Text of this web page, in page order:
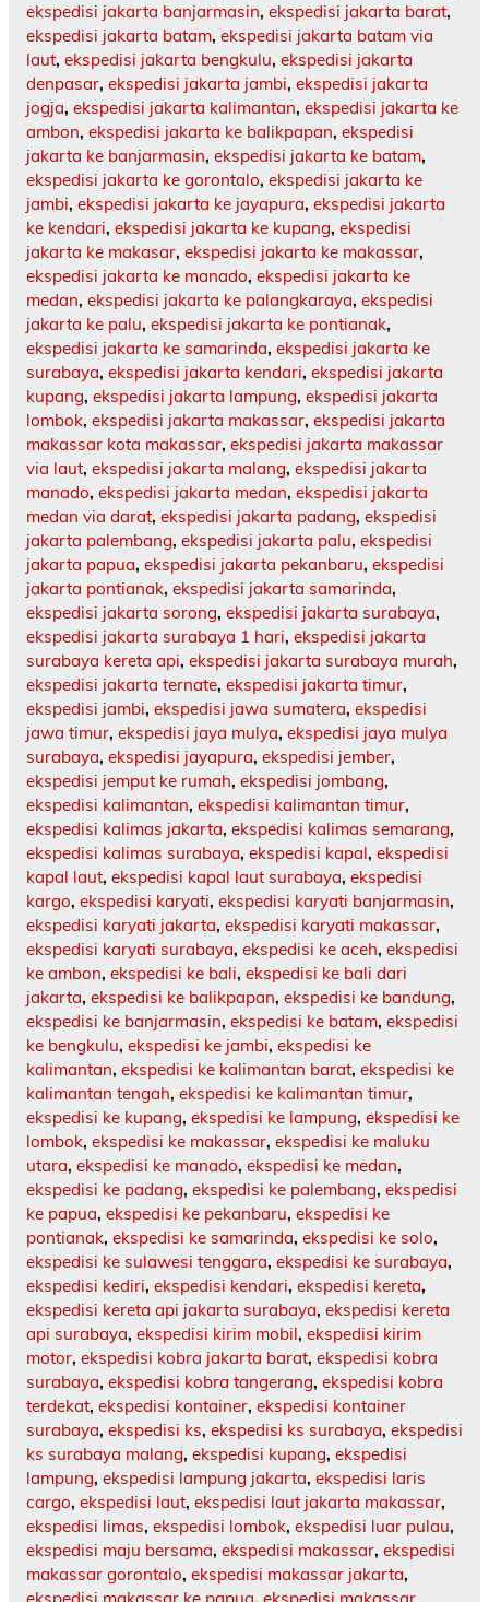
ekspedisi jakarta banjarmasin, ekspedisi jakarta barat,
ekspedisi jakarta batam, ekspedisi jakarta batam via
laut, ekspedisi jakarta bengkulu, ekspedisi jakarta
denpasar, ekspedisi jakarta jambi, ekspedisi jakarta
jogja, ekspedisi jakarta kalimantan, ekspedisi jakarta ke
ambon, ekspedisi jakarta ke balikpapan, ekspedisi
jakarta ke banjarmasin, ekspedisi jakarta ke batam,
ekspedisi jakarta ke gorontalo, ekspedisi jakarta ke
jambi, ekspedisi jakarta ke jayapura, ekspedisi jakarta
ke kendari, ekspedisi jakarta ke kupang, ekspedisi
jakarta ke makasar, ekspedisi jakarta ke makassar,
ekspedisi jakarta ke manado, ekspedisi jakarta ke
medan, ekspedisi jakarta ke palangkaraya, ekspedisi
jakarta ke palu, ekspedisi jakarta ke pontianak,
ekspedisi jakarta ke samarinda, ekspedisi jakarta ke
surabaya, ekspedisi jakarta kendari, ekspedisi jakarta
kupang, ekspedisi jakarta lampung, ekspedisi jakarta
lombok, ekspedisi jakarta makassar, ekspedisi jakarta
makassar kota makassar, ekspedisi jakarta makassar
via laut, ekspedisi jakarta malang, ekspedisi jakarta
manado, ekspedisi jakarta medan, ekspedisi jakarta
medan via darat, ekspedisi jakarta padang, ekspedisi
jakarta palembang, ekspedisi jakarta palu, ekspedisi
jakarta papua, ekspedisi jakarta pekanbaru, ekspedisi
jakarta pontianak, ekspedisi jakarta samarinda,
ekspedisi jakarta sorong, ekspedisi jakarta surabaya,
ekspedisi jakarta surabaya 1 hari, ekspedisi jakarta
surabaya kereta api, ekspedisi jakarta surabaya murah,
ekspedisi jakarta ternate, ekspedisi jakarta timur,
ekspedisi jambi, ekspedisi jawa sumatera, ekspedisi
jawa timur, ekspedisi jaya mulya, ekspedisi jaya mulya
surabaya, ekspedisi jayapura, ekspedisi jember,
ekspedisi jemput ke rumah, ekspedisi jombang,
ekspedisi kalimantan, ekspedisi kalimantan timur,
ekspedisi kalimas jakarta, ekspedisi kalimas semarang,
ekspedisi kalimas surabaya, ekspedisi kapal, ekspedisi
kapal laut, ekspedisi kapal laut surabaya, ekspedisi
kargo, ekspedisi karyati, ekspedisi karyati banjarmasin,
ekspedisi karyati jakarta, ekspedisi karyati makassar,
ekspedisi karyati surabaya, ekspedisi ke aceh, ekspedisi
ke ambon, ekspedisi ke bali, ekspedisi ke bali dari
jakarta, ekspedisi ke balikpapan, ekspedisi ke bandung,
ekspedisi ke banjarmasin, ekspedisi ke batam, ekspedisi
ke bengkulu, ekspedisi ke jambi, ekspedisi ke
kalimantan, ekspedisi ke kalimantan barat, ekspedisi ke
kalimantan tengah, ekspedisi ke kalimantan timur,
ekspedisi ke kupang, ekspedisi ke lampung, ekspedisi ke
lombok, ekspedisi ke makassar, ekspedisi ke maluku
utara, ekspedisi ke manado, ekspedisi ke medan,
ekspedisi ke padang, ekspedisi ke palembang, ekspedisi
ke papua, ekspedisi ke pekanbaru, ekspedisi ke
pontianak, ekspedisi ke samarinda, ekspedisi ke solo,
ekspedisi ke sulawesi tenggara, ekspedisi ke surabaya,
ekspedisi kediri, ekspedisi kendari, ekspedisi kereta,
ekspedisi kereta api jakarta surabaya, ekspedisi kereta
api surabaya, ekspedisi kirim mobil, ekspedisi kirim
motor, ekspedisi kobra jakarta barat, ekspedisi kobra
surabaya, ekspedisi kobra tangerang, ekspedisi kobra
terdekat, ekspedisi kontainer, ekspedisi kontainer
surabaya, ekspedisi ks, ekspedisi ks surabaya, ekspedisi
ks surabaya malang, ekspedisi kupang, ekspedisi
lampung, ekspedisi lampung jakarta, ekspedisi laris
cargo, ekspedisi laut, ekspedisi laut jakarta makassar,
ekspedisi limas, ekspedisi lombok, ekspedisi luar pulau,
ekspedisi maju bersama, ekspedisi makassar, ekspedisi
makassar gorontalo, ekspedisi makassar jakarta,